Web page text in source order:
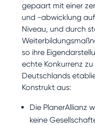
gepaart mit einer
und -abwicklung
Niveau, und durch
so ihre
echte Konkurrenz
Deutschlands
Konstrukt aus:
Die PlanerAllianz
keine